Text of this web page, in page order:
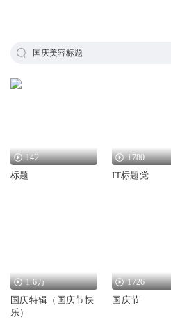
国庆美容标题
142
标题
1780
IT标题党
1.6万
国庆特辑（国庆节快
乐）
1726
国庆节